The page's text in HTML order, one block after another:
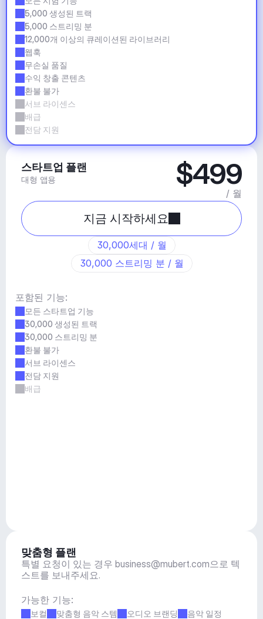
5,000 생성된 트랙
5,000 스트리밍 분
12,000개 이상의 큐레이션된 라이브러리
웹훅
무손실 품질
수익 창출 콘텐츠
환불 불가
서브 라이센스
배급
전담 지원
스타트업 플랜
대형 앱용 $499
/ 월
지금 시작하세요
30,000세대 / 월
30,000 스트리밍 분 / 월
포함된 기능:
모든 스타트업 기능
30,000 생성된 트랙
30,000 스트리밍 분
환불 불가
서브 라이센스
전담 지원
배급
맞춤형 플랜
특별 요청이 있는 경우 business@mubert.com으로 텍
스트를 보내주세요.
가능한 기능:
보컬 맞춤형 음악 스템 오디오 브랜딩
음악 일정